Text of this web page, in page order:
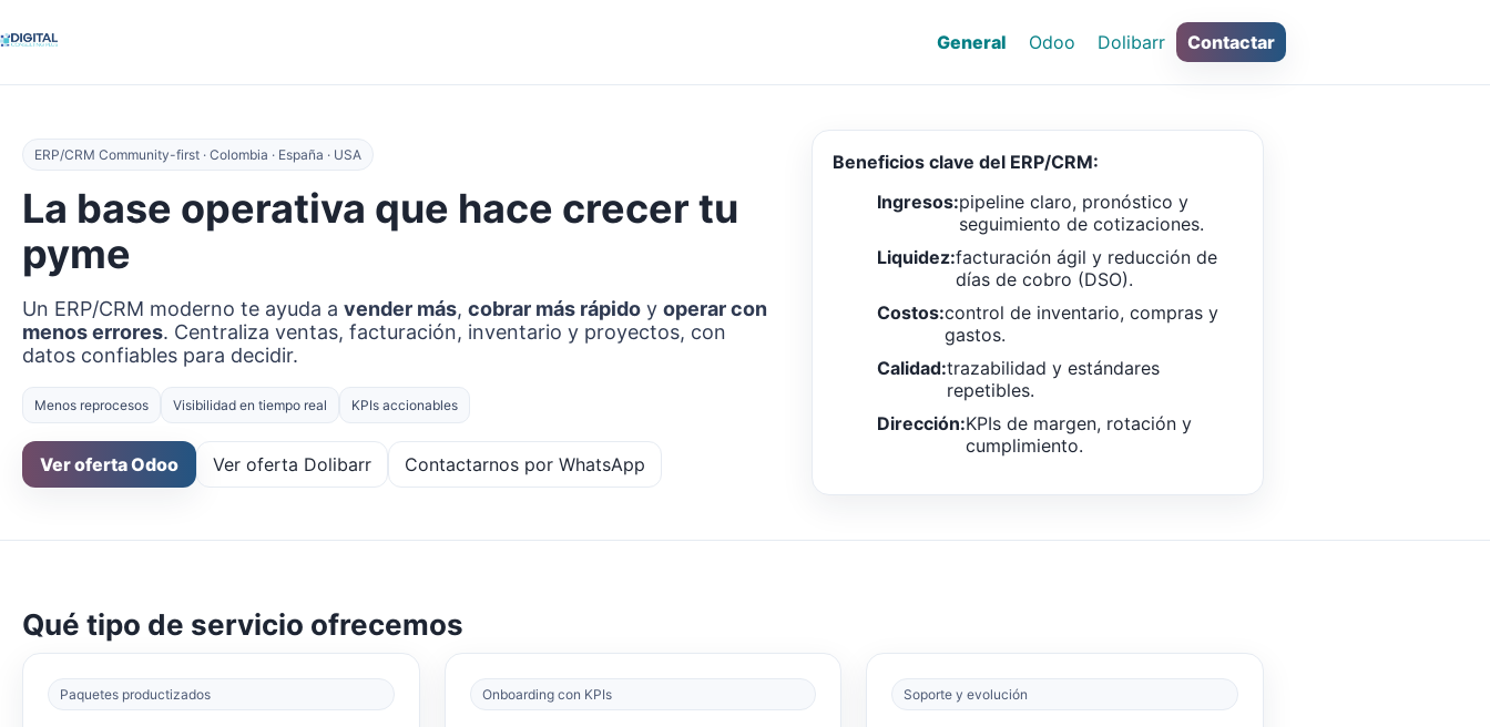
General Odoo Dolibarr Contactar
ERP/CRM Community-first · Colombia · España · USA
La base operativa que hace crecer tu
pyme
Un ERP/CRM moderno te ayuda a vender más, cobrar más rápido y operar con
menos errores. Centraliza ventas, facturación, inventario y proyectos, con
datos confiables para decidir.
Menos reprocesos Visibilidad en tiempo real KPIs accionables
Ver oferta Odoo Ver oferta Dolibarr Contactarnos por WhatsApp
Beneficios clave del ERP/CRM:
Ingresos:pipeline claro, pronóstico y
seguimiento de cotizaciones.
Liquidez:facturación ágil y reducción de
días de cobro (DSO).
Costos:control de inventario, compras y
gastos.
Calidad:trazabilidad y estándares
repetibles.
Dirección:KPIs de margen, rotación y
cumplimiento.
Qué tipo de servicio ofrecemos
Paquetes productizados Onboarding con KPIs Soporte y evolución